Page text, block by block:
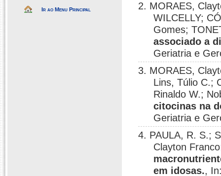
Ir ao Menu Principal
2. MORAES,
WILCELLY;
Gomes;
associado a
Geriatria e
3. MORAES,
Lins, Túlio C.;
Rinaldo W.;
citocinas na
Geriatria e
4. PAULA, R. S.;
Clayton
em idosas.,